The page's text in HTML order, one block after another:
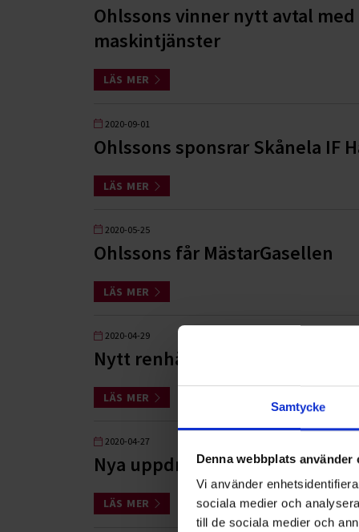
Samtycke
Denna webbplats använder
Vi använder
sociala medier och
till de sociala medier och
Ohlssons vinner nytt avtal
maskintjänster
LÄS MER
2020-09-01
Ohlssons sponsrar Skånela IF
LÄS MER
2020-05-25
Ohlssons får MästarGasellen
LÄS MER
2020-04-29
Nytt renhållningsuppdrag i
LÄS MER
2020-04-27
Nya uppdrag för Båstadhem
LÄS MER